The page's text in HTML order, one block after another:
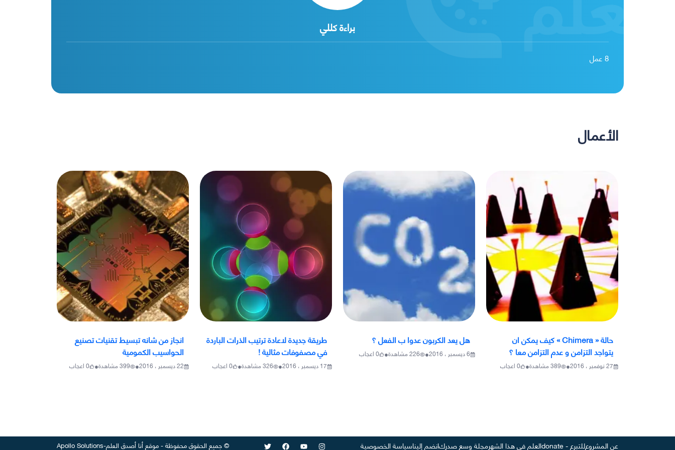
براءة كللي
8عمل
الأعمال
حالة « Chimera » كيف يمكن ان
يتواجد التزامن و عدم التزامن معا ؟
27 نوفمبر ، 2016 •
389مشاهدة•
0اعجاب
هل يعد الكربون عدوا ب الفعل ؟
6 ديسمبر ، 2016 •
226مشاهدة•
0اعجاب
طريقة جديدة لاعادة ترتيب الذرات الباردة
في مصفوفات مثالية !
17 ديسمبر ، 2016 •
326مشاهدة•
0اعجاب
انجاز من شانه تبسيط تقنيات تصنيع
الحواسيب الكمومية
22 ديسمبر ، 2016 •
399مشاهدة•
0اعجاب
عن المشروعللتبرع - donate العلم في هذا الشهرمجلة وسع صدركانضم إليناسياسة الخصوصية ©جميع الحقوق محفوظة-موقع أنا أصدق العلم-
Apollo Solutions